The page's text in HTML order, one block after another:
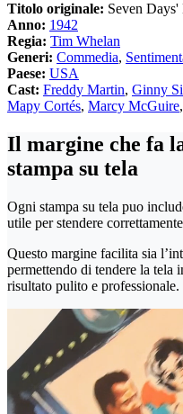
Titolo originale: Seven Days'
Anno: 1942
Regia: Tim Whelan
Generi: Commedia,
Paese: USA
Cast: Freddy Martin, Ginny
Mapy Cortés, Marcy McGuire,
Il margine che fa
stampa su tela
Ogni stampa su tela puo
utile per stendere
Questo margine facilita sia
permettendo di tendere la tela
risultato pulito e professionale.